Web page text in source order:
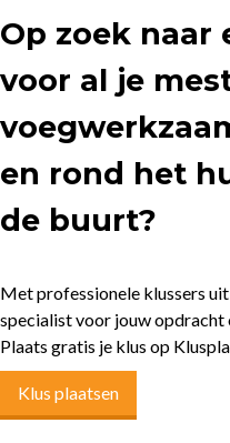
Op zoek naar
voor al je
en rond het
de buurt?
Met professionele klussers
specialist voor jouw opdracht
Plaats gratis je klus op
Klus plaatsen